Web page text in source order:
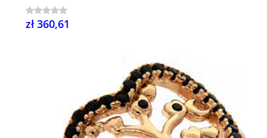
zł 360,61